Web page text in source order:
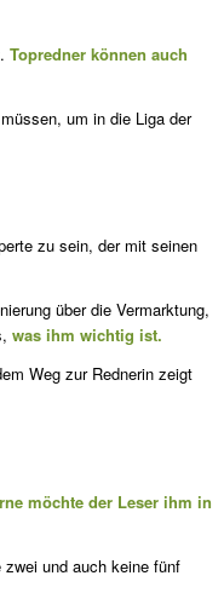
Topredner können auch
um in die Liga der
zu sein, der mit seinen
über die Vermarktung,
was ihm wichtig ist.
Weg zur Rednerin zeigt
möchte der Leser ihm in
zwei und auch keine fünf